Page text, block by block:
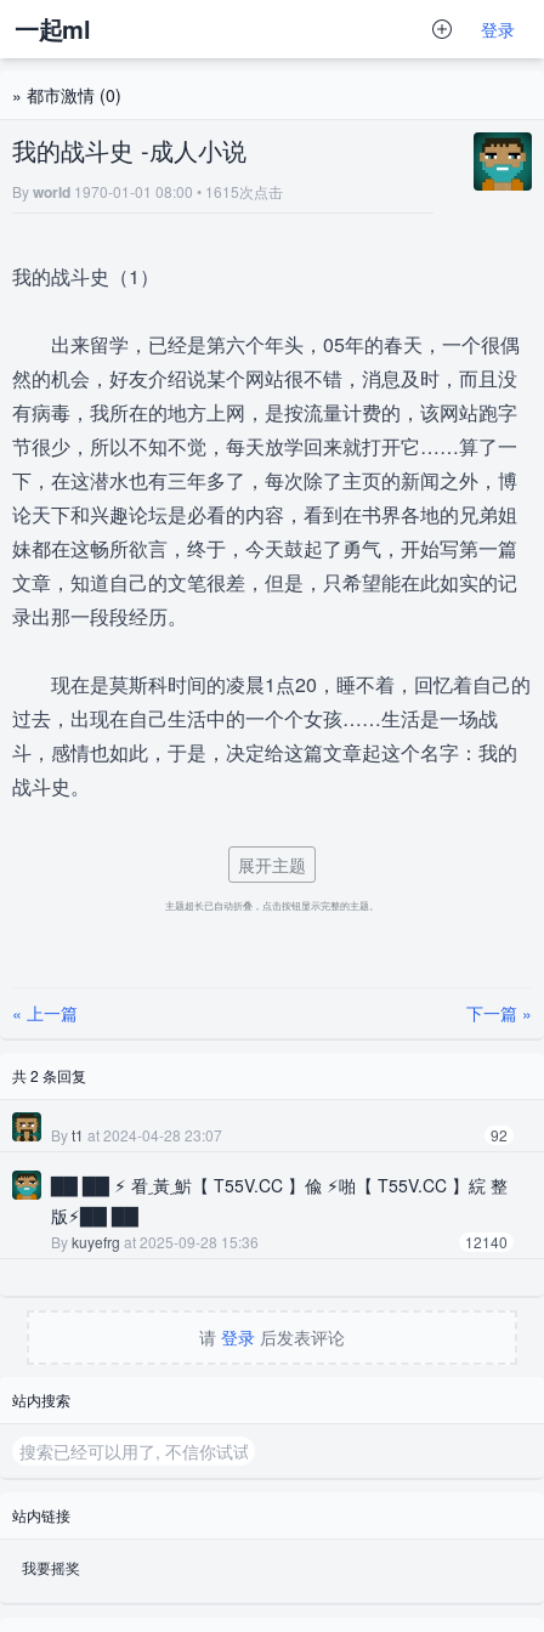
一起ml 登录
» 都市激情 (0)
我的战斗史 -成人小说
Byworld 1970-01-01 08:00 • 1615次点击
我的战斗史（1）
出来留学，已经是第六个年头，05年的春天，一个很偶
然的机会，好友介绍说某个网站很不错，消息及时，而且没
有病毒，我所在的地方上网，是按流量计费的，该网站跑字
节很少，所以不知不觉，每天放学回来就打开它……算了一
下，在这潜水也有三年多了，每次除了主页的新闻之外，博
论天下和兴趣论坛是必看的内容，看到在书界各地的兄弟姐
妹都在这畅所欲言，终于，今天鼓起了勇气，开始写第一篇
文章，知道自己的文笔很差，但是，只希望能在此如实的记
录出那一段段经历。
现在是莫斯科时间的凌晨1点20，睡不着，回忆着自己的
过去，出现在自己生活中的一个个女孩……生活是一场战
斗，感情也如此，于是，决定给这篇文章起这个名字：我的
战斗史。
玛丽娜（Марина）篇№1
完名，是漫长的等待，听说俄罗斯本地的学生9月有整整一个
课，等我一个亚洲人，坐在一个大教室里的时候，周围估计
最少要100多个各种颜色的头发和蓝、绿眼睛的同学在看着
处，学着适应大一的生活……不知不觉，一个女孩慢慢地走
进了我，一次上大课，老师在讲台前讲的吐沫横飞，同学们
我干脆趴在了桌子上，突然感觉身后有人在碰我，一转头，
她说着，右手还在本子上比划着写字的样子，生怕我没听
懂。我摆摆手，小声说了一句「以后写」。老师刚说了下
课，我正想伸个懒腰，抬起的胳膊就碰到了一个东西，一转
了，俄罗斯人给我的感觉是自大，狂妄，心里容不得外族
展开主题
主题超长已自动折叠，点击按钮显示完整的主题。
« 上一篇 下一篇 »
共 2 条回复
Byt1 at 2024-04-28 23:07 92
██ ██ ⚡ 㸔 ِ黃 ِ魸【 T55V.CC 】偸 ⚡啪【 T55V.CC 】綄 整
版⚡██ ██
Bykuyefrg at 2025-09-28 15:36 12140
请 登录 后发表评论
站内搜索
站内链接
我要摇奖